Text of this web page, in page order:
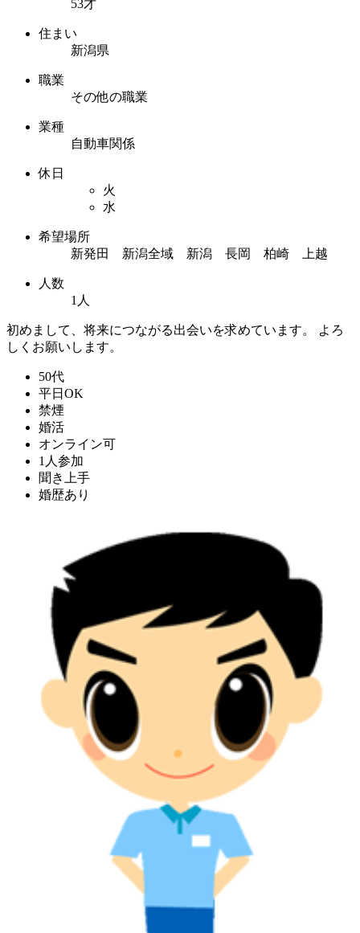
53才
住まい
新潟県
職業
その他の職業
業種
自動車関係
休日
火
水
希望場所
新発田 新潟全域 新潟 長岡 柏崎 上越
人数
1人
初めまして、将来につながる出会いを求めています。 よろ
しくお願いします。
50代
平日OK
禁煙
婚活
オンライン可
1人参加
聞き上手
婚歴あり